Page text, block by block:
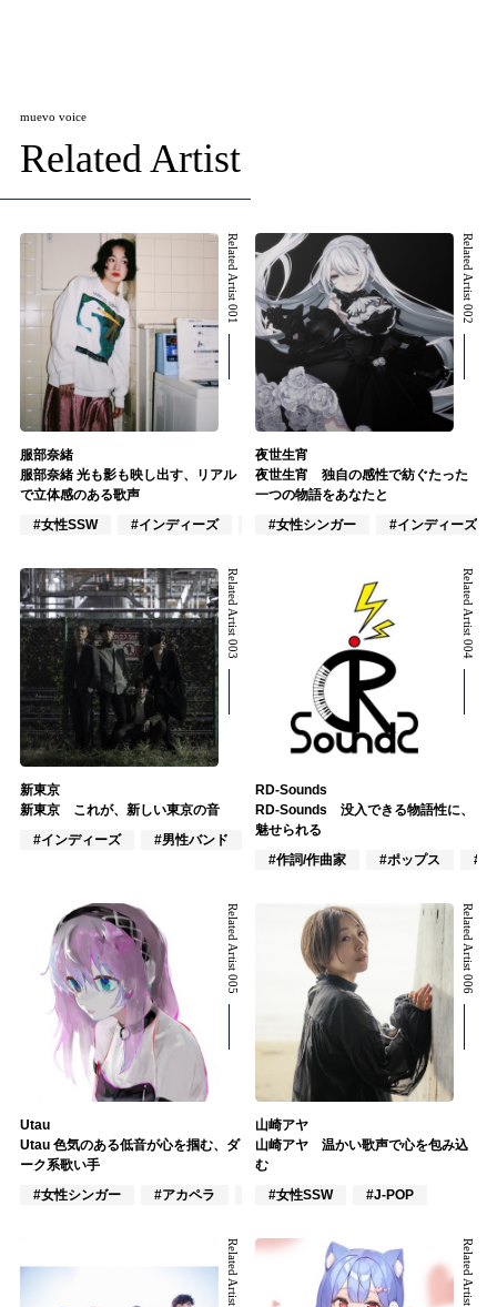
muevo voice
Related Artist
Related Artist 001
服部奈緒
服部奈緒 光も影も映し出す、リアル
で立体感のある歌声
#女性SSW
#インディーズ #インスト
Related Artist 002
夜世生宵
夜世生宵 独自の感性で紡ぐたった
一つの物語をあなたと
#女性シンガー
#インディーズ
Related Artist 003
新東京
新東京 これが、新しい東京の音
#インディーズ
#男性バンド #作詞/作曲家
Related Artist 004
RD-Sounds
RD-Sounds 没入できる物語性に、
魅せられる
#作詞/作曲家
#ポップス #ア
Related Artist 005
Utau
Utau 色気のある低音が心を掴む、ダ
ーク系歌い手
#女性シンガー
#アカペラ #VOCALOID
Related Artist 006
山崎アヤ
山崎アヤ 温かい歌声で心を包み込
む
#女性SSW
#J-POP
Related Artist 007 Related Artist 008